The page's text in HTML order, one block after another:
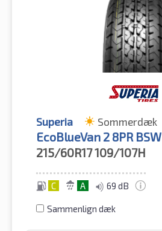
Superia Sommerdæk
EcoBlueVan 2 8PR BSW
215/60R17109/107H
C A 69 dB
Sammenlign dæk